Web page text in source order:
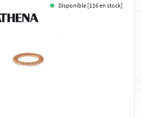
Disponible [116 en stock]